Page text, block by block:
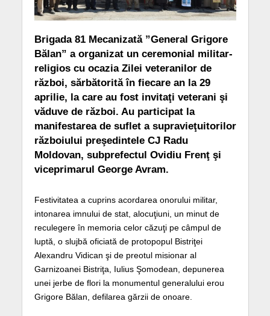
Brigada 81 Mecanizată ”General Grigore
Bălan” a organizat un ceremonial militar-
religios cu ocazia Zilei veteranilor de
război, sărbătorită în fiecare an la 29
aprilie, la care au fost invitaţi veterani şi
văduve de război. Au participat la
manifestarea de suflet a supravieţuitorilor
războiului preşedintele CJ Radu
Moldovan, subprefectul Ovidiu Frenţ şi
viceprimarul George Avram.
Festivitatea a cuprins acordarea onorului militar,
intonarea imnului de stat, alocuţiuni, un minut de
reculegere în memoria celor căzuţi pe câmpul de
luptă, o slujbă oficiată de protopopul Bistriţei
Alexandru Vidican şi de preotul misionar al
Garnizoanei Bistriţa, Iulius Şomodean, depunerea
unei jerbe de flori la monumentul generalului erou
Grigore Bălan, defilarea gărzii de onoare.